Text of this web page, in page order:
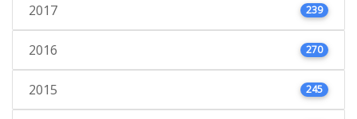
2017 239
2016 270
2015 245